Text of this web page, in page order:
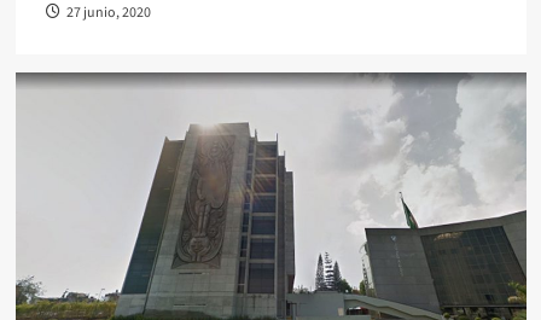
27 junio, 2020